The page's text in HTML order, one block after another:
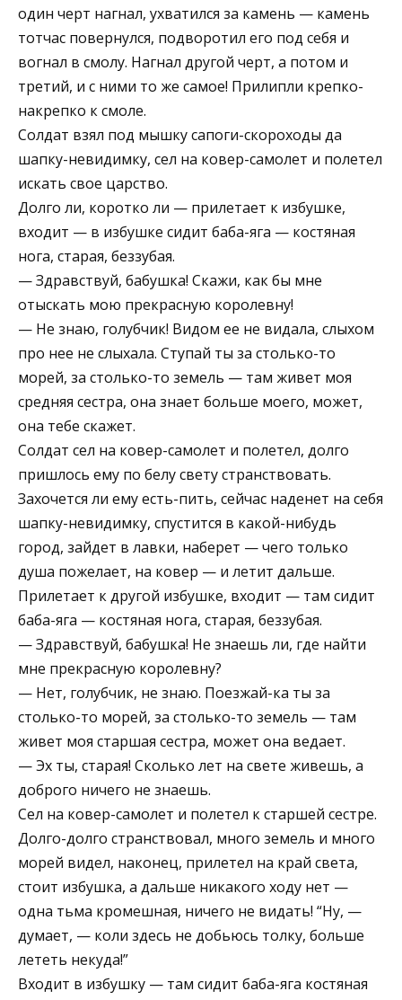
один черт нагнал, ухватился за камень — камень
тотчас повернулся, подворотил его под себя и
вогнал в смолу. Нагнал другой черт, а потом и
третий, и с ними то же самое! Прилипли крепко-
накрепко к смоле.
Солдат взял под мышку сапоги-скороходы да
шапку-невидимку, сел на ковер-самолет и полетел
искать свое царство.
Долго ли, коротко ли — прилетает к избушке,
входит — в избушке сидит баба-яга — костяная
нога, старая, беззубая.
— Здравствуй, бабушка! Скажи, как бы мне
отыскать мою прекрасную королевну!
— Не знаю, голубчик! Видом ее не видала, слыхом
про нее не слыхала. Ступай ты за столько-то
морей, за столько-то земель — там живет моя
средняя сестра, она знает больше моего, может,
она тебе скажет.
Солдат сел на ковер-самолет и полетел, долго
пришлось ему по белу свету странствовать.
Захочется ли ему есть-пить, сейчас наденет на себя
шапку-невидимку, спустится в какой-нибудь
город, зайдет в лавки, наберет — чего только
душа пожелает, на ковер — и летит дальше.
Прилетает к другой избушке, входит — там сидит
баба-яга — костяная нога, старая, беззубая.
— Здравствуй, бабушка! Не знаешь ли, где найти
мне прекрасную королевну?
— Нет, голубчик, не знаю. Поезжай-ка ты за
столько-то морей, за столько-то земель — там
живет моя старшая сестра, может она ведает.
— Эх ты, старая! Сколько лет на свете живешь, а
доброго ничего не знаешь.
Сел на ковер-самолет и полетел к старшей сестре.
Долго-долго странствовал, много земель и много
морей видел, наконец, прилетел на край света,
стоит избушка, а дальше никакого ходу нет —
одна тьма кромешная, ничего не видать! “Ну, —
думает, — коли здесь не добьюсь толку, больше
лететь некуда!”
Входит в избушку — там сидит баба-яга костяная